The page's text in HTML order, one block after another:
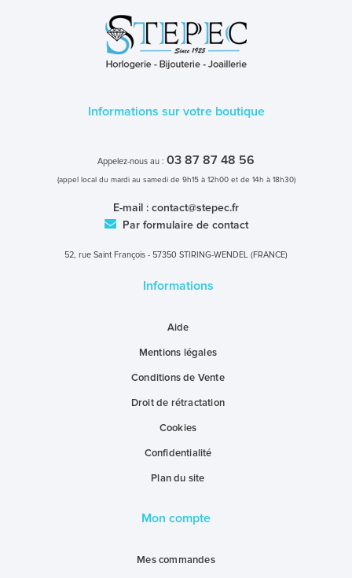
Informations sur votre boutique
Appelez-nous au : 03 87 87 48 56
(appel local du mardi au samedi de 9h15 à 12h00 et de 14h à 18h30)
E-mail : contact@stepec.fr
Par formulaire de contact
52, rue Saint François - 57350 STIRING-WENDEL (FRANCE)
Informations
Aide
Mentions légales
Conditions de Vente
Droit de rétractation
Cookies
Confidentialité
Plan du site
Mon compte
Mes commandes